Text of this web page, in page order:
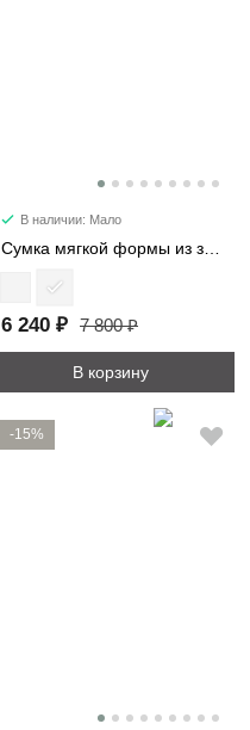
В наличии: Мало
6 240 ₽ 7 800 ₽
В корзину
-15%